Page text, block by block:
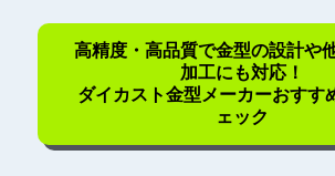
高精度・高品質で金型の設計や
加工にも対応！
ダイカスト金型メーカーおすす
ェック